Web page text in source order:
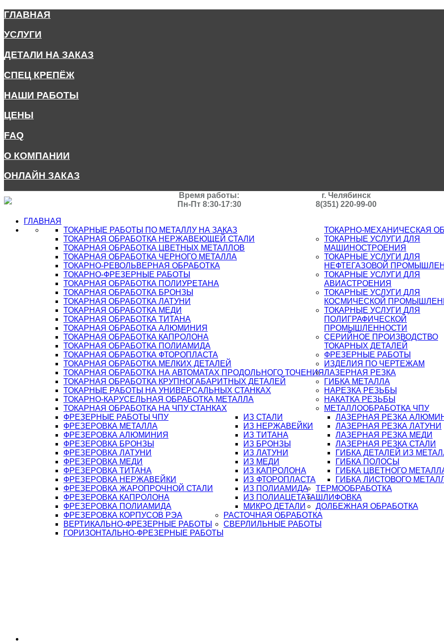
ГЛАВНАЯ
УСЛУГИ
ДЕТАЛИ НА ЗАКАЗ
СПЕЦ КРЕПЁЖ
НАШИ РАБОТЫ
ЦЕНЫ
FAQ
О КОМПАНИИ
ОНЛАЙН ЗАКАЗ
Время работы:
Пн-Пт 8:30-17:30
г. Челябинск
8(351) 220-99-00
ГЛАВНАЯ
ТОКАРНО-МЕХАНИЧЕСКАЯ
ТОКАРНЫЕ РАБОТЫ ПО МЕТАЛЛУ НА ЗАКАЗ
ТОКАРНАЯ ОБРАБОТКА НЕРЖАВЕЮЩЕЙ СТАЛИ
ТОКАРНАЯ ОБРАБОТКА ЦВЕТНЫХ МЕТАЛЛОВ
ТОКАРНАЯ ОБРАБОТКА ЧЕРНОГО МЕТАЛЛА
ТОКАРНО-РЕВОЛЬВЕРНАЯ ОБРАБОТКА
ТОКАРНО-ФРЕЗЕРНЫЕ РАБОТЫ
ТОКАРНАЯ ОБРАБОТКА ПОЛИУРЕТАНА
ТОКАРНАЯ ОБРАБОТКА БРОНЗЫ
ТОКАРНАЯ ОБРАБОТКА ЛАТУНИ
ТОКАРНАЯ ОБРАБОТКА МЕДИ
ТОКАРНАЯ ОБРАБОТКА ТИТАНА
ТОКАРНАЯ ОБРАБОТКА АЛЮМИНИЯ
ТОКАРНАЯ ОБРАБОТКА КАПРОЛОНА
ТОКАРНАЯ ОБРАБОТКА ПОЛИАМИДА
ТОКАРНАЯ ОБРАБОТКА ФТОРОПЛАСТА
ТОКАРНАЯ ОБРАБОТКА МЕЛКИХ ДЕТАЛЕЙ
ТОКАРНАЯ ОБРАБОТКА НА АВТОМАТАХ ПРОДОЛЬНОГО ТОЧЕНИЯ
ТОКАРНАЯ ОБРАБОТКА КРУПНОГАБАРИТНЫХ ДЕТАЛЕЙ
ТОКАРНЫЕ РАБОТЫ НА УНИВЕРСАЛЬНЫХ СТАНКАХ
ТОКАРНО-КАРУСЕЛЬНАЯ ОБРАБОТКА МЕТАЛЛА
ТОКАРНАЯ ОБРАБОТКА НА ЧПУ СТАНКАХ
ТОКАРНЫЕ УСЛУГИ ДЛЯ
МАШИНОСТРОЕНИЯ
ТОКАРНЫЕ УСЛУГИ ДЛЯ
НЕФТЕГАЗОВОЙ
ТОКАРНЫЕ УСЛУГИ ДЛЯ
АВИАСТРОЕНИЯ
ТОКАРНЫЕ УСЛУГИ ДЛЯ
КОСМИЧЕСКОЙ
ТОКАРНЫЕ УСЛУГИ ДЛЯ
ПОЛИГРАФИЧЕСКОЙ
ПРОМЫШЛЕННОСТИ
СЕРИЙНОЕ ПРОИЗВОДСТВО
ТОКАРНЫХ ДЕТАЛЕЙ
ФРЕЗЕРНЫЕ РАБОТЫ
ФРЕЗЕРНЫЕ РАБОТЫ ЧПУ
ФРЕЗЕРОВКА МЕТАЛЛА
ФРЕЗЕРОВКА АЛЮМИНИЯ
ФРЕЗЕРОВКА БРОНЗЫ
ФРЕЗЕРОВКА ЛАТУНИ
ФРЕЗЕРОВКА МЕДИ
ФРЕЗЕРОВКА ТИТАНА
ФРЕЗЕРОВКА НЕРЖАВЕЙКИ
ФРЕЗЕРОВКА ЖАРОПРОЧНОЙ СТАЛИ
ФРЕЗЕРОВКА КАПРОЛОНА
ФРЕЗЕРОВКА ПОЛИАМИДА
ФРЕЗЕРОВКА КОРПУСОВ РЭА
ВЕРТИКАЛЬНО-ФРЕЗЕРНЫЕ РАБОТЫ
ГОРИЗОНТАЛЬНО-ФРЕЗЕРНЫЕ РАБОТЫ
ИЗДЕЛИЯ ПО ЧЕРТЕЖАМ
ИЗ СТАЛИ
ИЗ НЕРЖАВЕЙКИ
ИЗ ТИТАНА
ИЗ БРОНЗЫ
ИЗ ЛАТУНИ
ИЗ МЕДИ
ИЗ КАПРОЛОНА
ИЗ ФТОРОПЛАСТА
ИЗ ПОЛИАМИДА
ИЗ ПОЛИАЦЕТАТА
МИКРО ДЕТАЛИ
ЛАЗЕРНАЯ РЕЗКА
ЛАЗЕРНАЯ РЕЗКА
ЛАЗЕРНАЯ РЕЗКА ЛАТУНИ
ЛАЗЕРНАЯ РЕЗКА МЕДИ
ЛАЗЕРНАЯ РЕЗКА СТАЛИ
ГИБКА МЕТАЛЛА
ГИБКА ДЕТАЛЕЙ ИЗ
ГИБКА ПОЛОСЫ
ГИБКА ЦВЕТНОГО
ГИБКА ЛИСТОВОГО
НАРЕЗКА РЕЗЬБЫ
НАКАТКА РЕЗЬБЫ
МЕТАЛЛООБРАБОТКА ЧПУ
ТЕРМООБРАБОТКА
ШЛИФОВКА
ДОЛБЕЖНАЯ ОБРАБОТКА
РАСТОЧНАЯ ОБРАБОТКА
СВЕРЛИЛЬНЫЕ РАБОТЫ